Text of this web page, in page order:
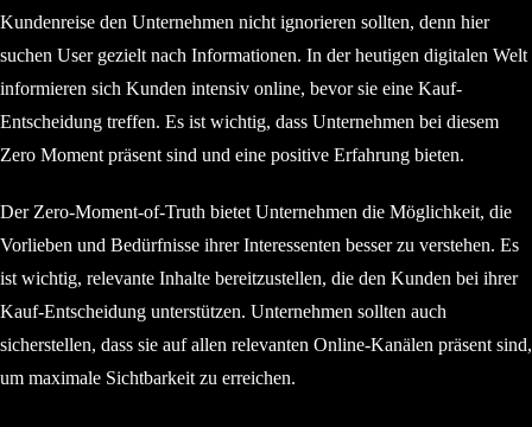
Kundenreise den Unternehmen nicht ignorieren sollten, denn hier
suchen User gezielt nach Informationen. In der heutigen digitalen Welt
informieren sich Kunden intensiv online, bevor sie eine Kauf-
Entscheidung treffen. Es ist wichtig, dass Unternehmen bei diesem
Zero Moment präsent sind und eine positive Erfahrung bieten.
Der Zero-Moment-of-Truth bietet Unternehmen die Möglichkeit, die
Vorlieben und Bedürfnisse ihrer Interessenten besser zu verstehen. Es
ist wichtig, relevante Inhalte bereitzustellen, die den Kunden bei ihrer
Kauf-Entscheidung unterstützen. Unternehmen sollten auch
sicherstellen, dass sie auf allen relevanten Online-Kanälen präsent sind,
um maximale Sichtbarkeit zu erreichen.